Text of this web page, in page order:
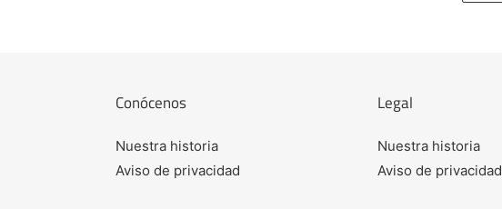
Conócenos
Nuestra historia
Aviso de privacidad
Legal
Nuestra historia
Aviso de privacidad